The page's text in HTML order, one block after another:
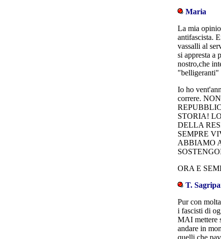
Maria
La mia
antifascista.
vassalli al
si appresta a
nostro,che
"belligeranti"
Io ho
correre.
STORIA!
DELLA
SEMPRE
ABBIAMO
ORA E
T.
Pur con
i fascisti di
MAI mettere
andare in
quelli che